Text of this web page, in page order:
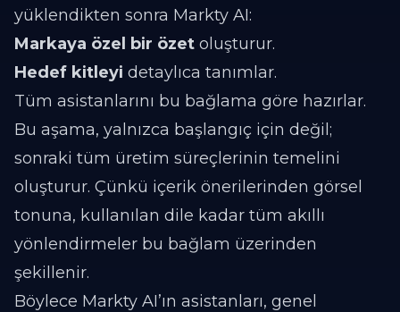
yüklendikten sonra Markty AI:
Markaya özel bir özet oluşturur.
Hedef kitleyi detaylıca tanımlar.
Tüm asistanlarını bu bağlama göre hazırlar.
Bu aşama, yalnızca başlangıç için değil;
sonraki tüm üretim süreçlerinin temelini
oluşturur. Çünkü içerik önerilerinden görsel
tonuna, kullanılan dile kadar tüm akıllı
yönlendirmeler bu bağlam üzerinden
şekillenir.
Böylece Markty AI’ın asistanları, genel